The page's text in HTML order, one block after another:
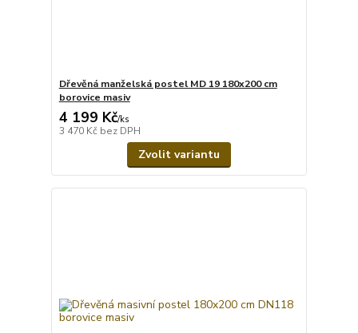
Dřevěná manželská postel MD 19 180x200 cm
borovice masiv
4 199 Kč/ks
3 470 Kč bez DPH
Zvolit variantu